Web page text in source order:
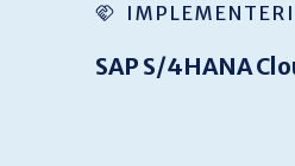
SAP S/4HANA